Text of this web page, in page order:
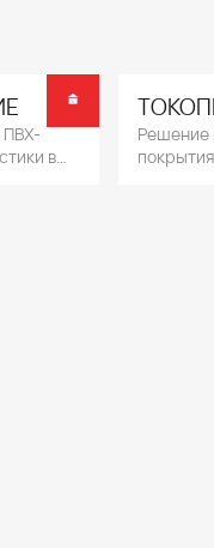
ПВХ-
в
Решение